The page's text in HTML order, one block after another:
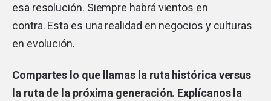
esa resolución. Siempre habrá vientos en
contra. Esta es una realidad en negocios y culturas
en evolución.
Compartes lo que llamas la ruta histórica versus
la ruta de la próxima generación. Explícanos la